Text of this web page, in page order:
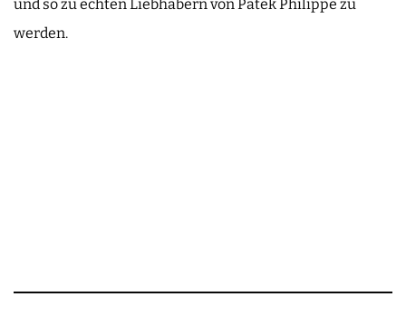
und so zu echten Liebhabern von Patek Philippe zu
werden.